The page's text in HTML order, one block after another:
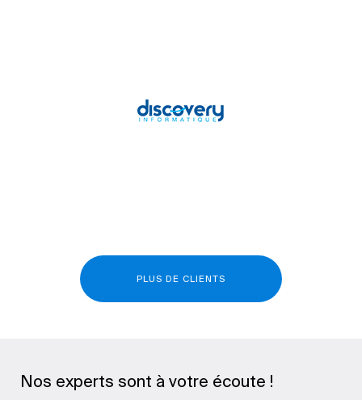
PLUS DE CLIENTS
Nos experts sont à votre écoute !